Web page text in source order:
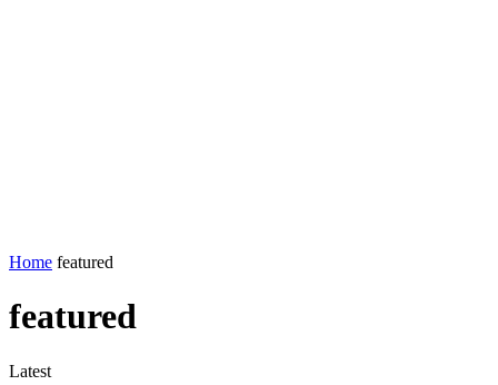
Home featured
featured
Latest